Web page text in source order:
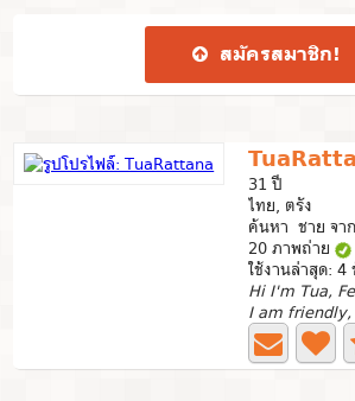
สมัคร​สมาชิก​!
31 ปี
ไทย, ตรัง
ค้นหา ชาย จา
20 ภาพถ่าย
ใช้งานล่าสุด: